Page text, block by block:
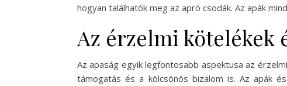
hogyan találhatók meg az apró csodák. Az apák
Az érzelmi kötelékek
Az apaság egyik legfontosabb aspektusa az
támogatás és a kölcsönös bizalom is. Az apák